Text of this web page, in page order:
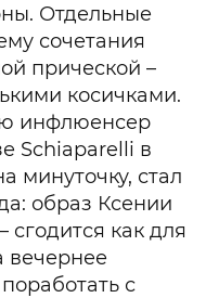
Отдельные
сочетания
прической –
косичками.
инфлюенсер
Schiaparelli в
минуточку, стал
образ Ксении
сгодится как для
вечернее
с